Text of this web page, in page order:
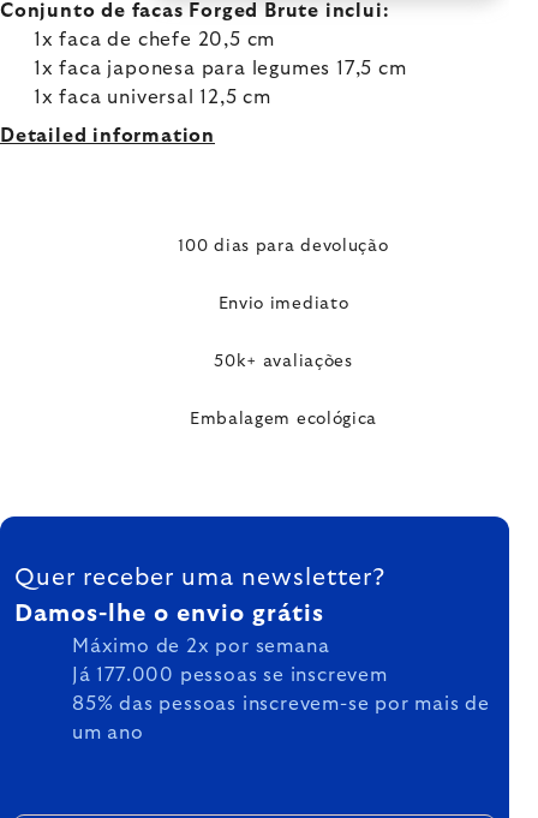
Conjunto de facas Forged Brute inclui:
1x faca de chefe 20,5 cm
1x faca japonesa para legumes 17,5 cm
1x faca universal 12,5 cm
Detailed information
100 dias para devolução
Envio imediato
50k+ avaliações
Embalagem ecológica
FOOTER
Quer receber uma newsletter?
Damos-lhe o envio grátis
Máximo de 2x por semana
Já 177.000 pessoas se inscrevem
85% das pessoas inscrevem-se por mais de
um ano